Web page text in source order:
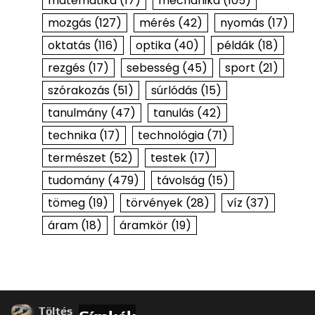
mozgás(127) mérés(42) nyomás(17)
oktatás(116) optika(40) példák(18)
rezgés(17) sebesség(45) sport (21)
szórakozás(51) súrlódás(15)
tanulmány(47) tanulás(42)
technika(17) technológia(71)
természet (52) testek(17)
tudomány(479) távolság(15)
tömeg(19) törvények(28) víz (37)
áram(18) áramkör(19)
Töltés